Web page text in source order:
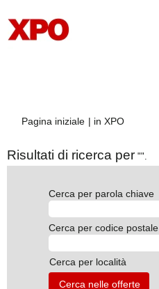
Pagina iniziale | in XPO(pagina
Risultati di ricerca per "".
Cerca per parola chiave
Cerca per codice postale
Cerca per località